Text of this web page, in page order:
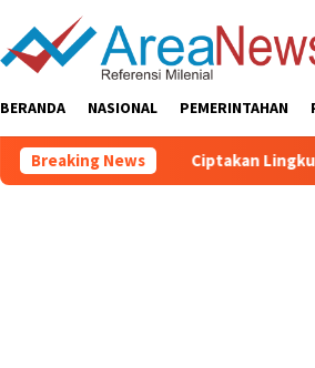
BERANDA NASIONAL PEMERINTAHAN
Breaking NewsCiptakan Lingkungan